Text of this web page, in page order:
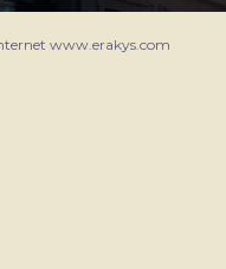
www.erakys.com